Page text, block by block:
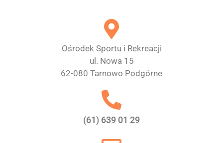
Ośrodek Sportu i Rekreacji
ul. Nowa 15
62-080 Tarnowo Podgórne
(61) 639 01 29